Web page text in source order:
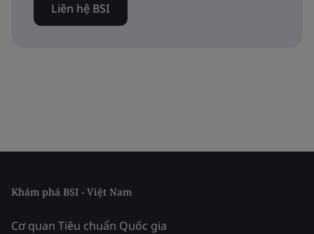
Liên hệ BSI
Khám phá BSI - Việt Nam
Cơ quan Tiêu chuẩn Quốc gia